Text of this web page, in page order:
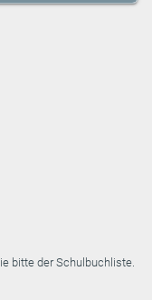
bitte der Schulbuchliste.